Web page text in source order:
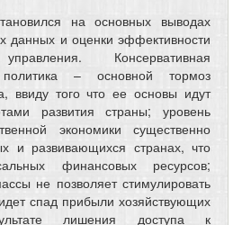
на основных выводах
данных и оценки эффективности
Консервативная
политика – основной тормоз
ввиду того что ее основы идут
развития страны; уровень
экономики существенно
и развивающихся странах, что
финансовых ресурсов;
не позволяет стимулировать
спад прибыли хозяйствующих
лишения доступа к